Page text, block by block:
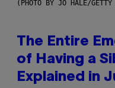
(PHOTO BY JO HALE/GETTY
The Entire
of Having a
Explained in